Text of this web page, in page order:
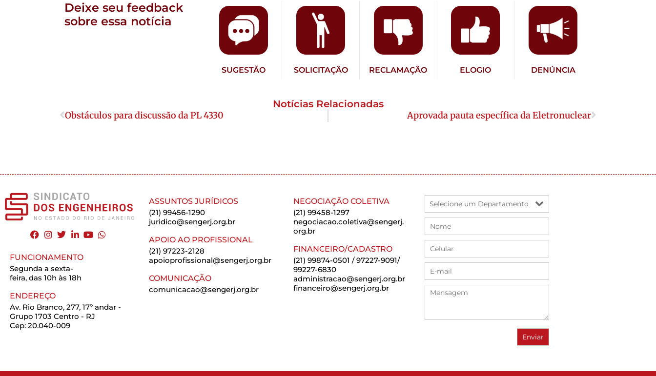
Deixe seu feedback
sobre essa notícia
SUGESTÃO SOLICITAÇÃO RECLAMAÇÃO ELOGIO DENÚNCIA
Notícias Relacionadas
Obstáculos para discussão da PL 4330 Aprovada pauta específica da Eletronuclear
FUNCIONAMENTO
Segunda a sexta-
feira, das 10h às 18h
ENDEREÇO
Av. Rio Branco, 277, 17º andar -
Grupo 1703 Centro - RJ
Cep: 20.040-009
ASSUNTOS JURÍDICOS
(21) 99456-1290
juridico@sengerj.org.br
APOIO AO PROFISSIONAL
(21) 97223-2128
apoioprofissional@sengerj.org.br
COMUNICAÇÃO
comunicacao@sengerj.org.br
NEGOCIAÇÃO COLETIVA
(21) 99458-1297
negociacao.coletiva@sengerj.
org.br
FINANCEIRO/CADASTRO
(21) 99874-0501 / 97227-9091/
99227-6830
administracao@sengerj.org.br
financeiro@sengerj.org.br